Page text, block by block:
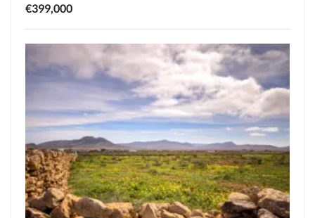
€399,000